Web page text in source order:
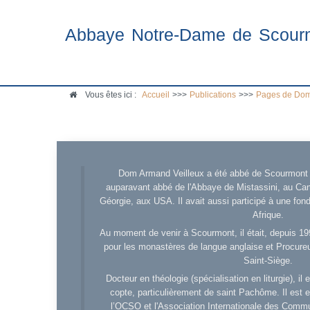
Abbaye Notre-Dame de
Vous êtes ici : Accueil >>> Publications >>> Pages de
Dom Armand Veilleux a été abbé de
auparavant abbé de l'Abbaye de Mistassini, au
Géorgie, aux USA. Il avait aussi participé à une
Afrique.
Au moment de venir à Scourmont, il était, depuis
pour les monastères de langue anglaise et
Saint-Siège.
Docteur en théologie (spécialisation en liturgie), il
copte, particulièrement de saint Pachôme. Il est
l’OCSO et l'Association Internationale des